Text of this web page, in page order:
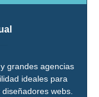
grandes agencias
ideales para
webs.